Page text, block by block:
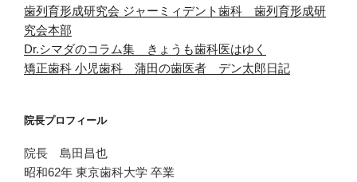
歯列育形成研究会 ジャーミィデント歯科 歯列育形成研
究会本部
Dr.シマダのコラム集 きょうも歯科医はゆく
矯正歯科 小児歯科 蒲田の歯医者 デン太郎日記
院長プロフィール
院長 島田昌也
昭和62年 東京歯科大学 卒業